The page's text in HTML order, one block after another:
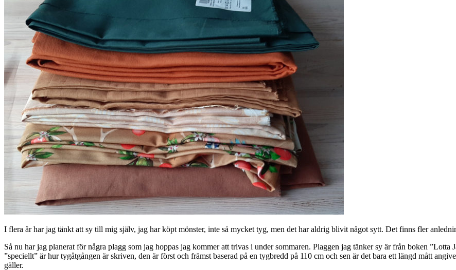
I flera år har jag tänkt att sy till mig själv, jag har köpt mönster, inte så mycket tyg, men det har aldrig blivit något sytt. Det finns fler
Så nu har jag planerat för några plagg som jag hoppas jag kommer att trivas i under sommaren. Plaggen jag tänker sy är från boken
”speciellt” är hur tygåtgången är skriven, den är först och främst baserad på en tygbredd på 110 cm och sen är det bara ett längd mått
gäller.